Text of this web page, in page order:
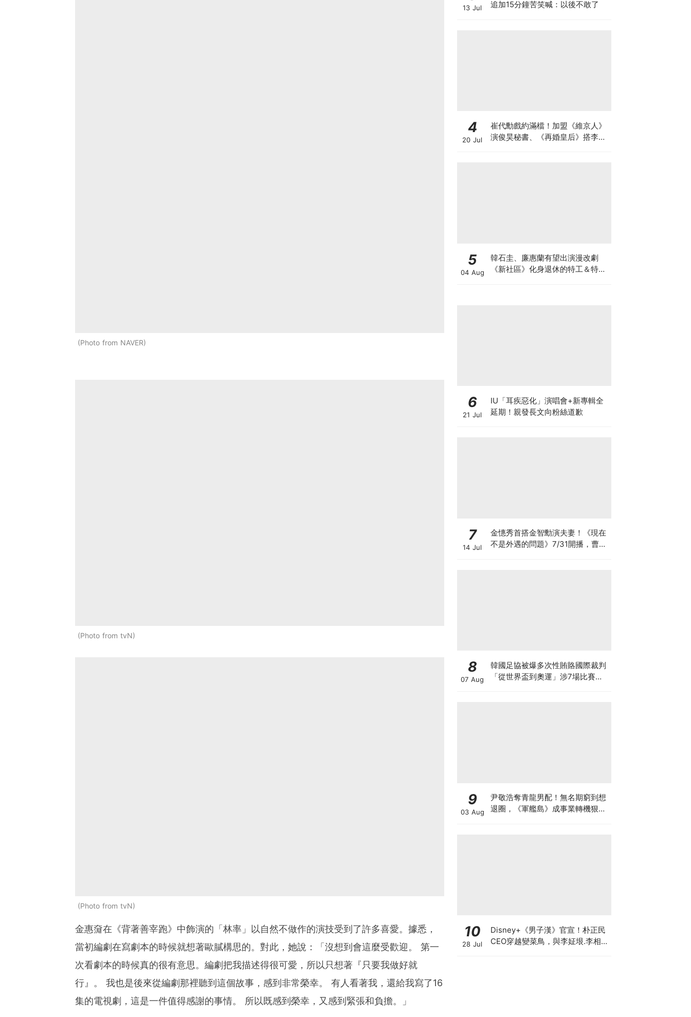
Photo from NAVER
Photo from tvN
Photo from tvN
金惠奫在《背著善宰跑》中飾演的「林率」以自然不做作的演技受到了許多喜愛。據悉，
當初編劇在寫劇本的時候就想著歐膩構思的。對此，她說：「沒想到會這麼受歡迎。 第一
次看劇本的時候真的很有意思。編劇把我描述得很可愛，所以只想著『只要我做好就
行』。 我也是後來從編劇那裡聽到這個故事，感到非常榮幸。 有人看著我，還給我寫了16
集的電視劇，這是一件值得感謝的事情。 所以既感到榮幸，又感到緊張和負擔。」
13 Jul
追加15分鐘苦笑喊：以後不敢了
4
20 Jul
崔代勳戲約滿檔！加盟《維京人》
演俊昊秘書、《再婚皇后》搭李鍾
5
04 Aug
韓石圭、廉惠蘭有望出演漫改劇
《新社區》化身退休的特工＆特種
6
21 Jul
IU「耳疾惡化」演唱會+新專輯全
延期！親發長文向粉絲道歉
7
14 Jul
金憓秀首搭金智勳演夫妻！《現在
不是外遇的問題》7/31開播，曹汝
8
07 Aug
韓國足協被爆多次性賄賂國際裁判
「從世界盃到奧運」涉7場比賽、
9
03 Aug
尹敬浩奪青龍男配！無名期窮到想
退圈，《軍艦島》成事業轉機狠甩
10
28 Jul
Disney+《男子漢》官宣！朴正民
CEO穿越變菜鳥，與李姃垠.李相